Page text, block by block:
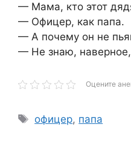
— Мама, кто этот
— Офицер, как папа.
— А почему он не
— Не знаю,
Оцените
Метки
офицер, папа